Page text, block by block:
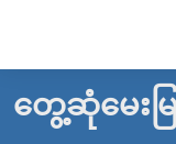
လွယ်ကူ
မူလစာမျက်နှာ
တွေ့ဆုံမေးမြ